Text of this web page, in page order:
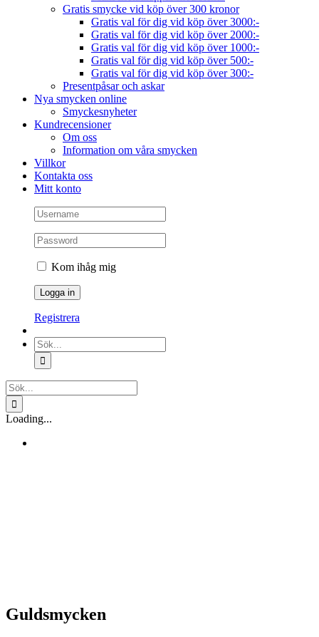
Gratis smycke vid köp över 300 kronor
Gratis val för dig vid köp över 3000:-
Gratis val för dig vid köp över 2000:-
Gratis val för dig vid köp över 1000:-
Gratis val för dig vid köp över 500:-
Gratis val för dig vid köp över 300:-
Presentpåsar och askar
Nya smycken online
Smyckesnyheter
Kundrecensioner
Om oss
Information om våra smycken
Villkor
Kontakta oss
Mitt konto
Kom ihåg mig
Registrera
Sök
efter:
Sök
efter:
Loading...
Guldsmycken